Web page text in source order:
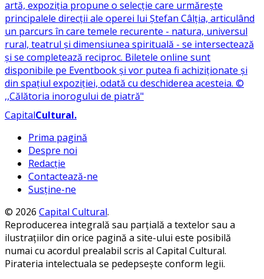
CapitalCultural.
Prima pagină
Despre noi
Redacție
Contactează-ne
Susține-ne
© 2026 Capital Cultural.
Reproducerea integrală sau parțială a textelor sau a
ilustrațiilor din orice pagină a site-ului este posibilă
numai cu acordul prealabil scris al Capital Cultural.
Pirateria intelectuala se pedepsește conform legii.